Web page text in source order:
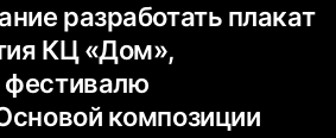
разработать плакат
КЦ «Дом»,
фестивалю
композиции